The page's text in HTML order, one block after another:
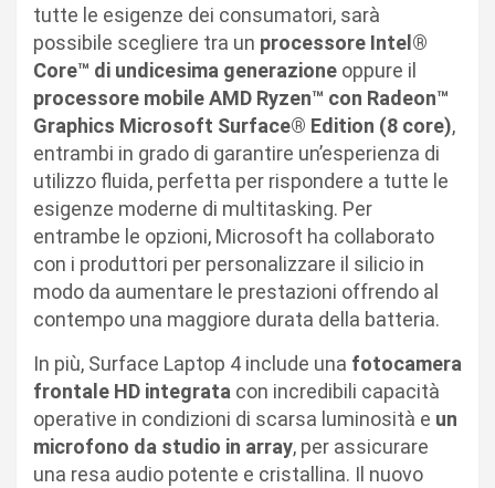
tutte le esigenze dei consumatori, sarà
possibile scegliere tra un processore Intel®
Core™ di undicesima generazione oppure il
processore mobileAMD Ryzen™ con Radeon™
Graphics Microsoft Surface® Edition (8 core),
entrambi in grado di garantire un’esperienza di
utilizzo fluida, perfetta per rispondere a tutte le
esigenze moderne di multitasking. Per
entrambe le opzioni, Microsoft ha collaborato
con i produttori per personalizzare il silicio in
modo da aumentare le prestazioni offrendo al
contempo una maggiore durata della batteria.
In più, Surface Laptop 4 include una fotocamera
frontale HD integrata con incredibili capacità
operative in condizioni di scarsa luminosità e un
microfono da studio in array, per assicurare
una resa audio potente e cristallina. Il nuovo